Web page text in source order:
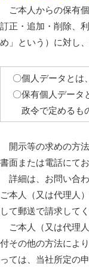
ご本人からの保有
訂正・追加・削除、
め」という）に対し
〇個人データとは
〇保有個人データ
政令で定めるもの
開示等の求めの方
書面または電話にて
詳細は、お問い合わ
ご本人（又は代理人
して郵送で請求してく
ご本人（又は代理
付その他の方法によ
っては、当社所定の